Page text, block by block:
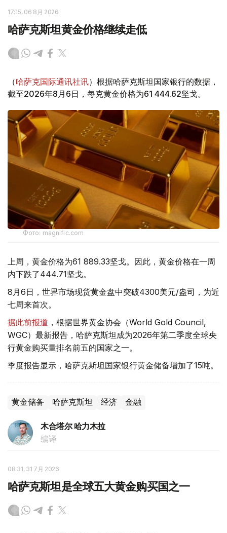
17:15, 06 8月 2026
哈萨克斯坦黄金价格继续走低
（哈萨克国际通讯社讯）根据哈萨克斯坦国家银行的数据，
截至2026年8月6日，每克黄金价格为61 444.62坚戈。
Фото: magnific.com
上周，黄金价格为61 889.33坚戈。因此，黄金价格在一周
内下跌了444.71坚戈。
8月6日，世界市场现货黄金盘中突破4300美元/盎司，为近
七周来首次。
据此前报道 ，根据世界黄金协会（World Gold Council,
WGC）最新报告，哈萨克斯坦成为2026年第二季度全球央
行黄金购买量排名前五的国家之一。
季度报告显示，哈萨克斯坦国家银行黄金储备增加了15吨。
黄金储备 哈萨克斯坦 经济 金融
木合塔尔 哈力木拉
编译
08:31, 31 7月 2026
哈萨克斯坦是全球五大黄金购买国之一